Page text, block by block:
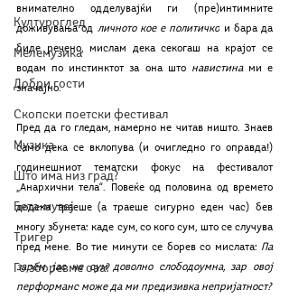
Културоглед
Мелемузика
Добри гости
Скопски поетски фестивал
Музика
Што има низ град?
Бета-музеј
Тригер
Го зборевме ова?
внимателно одделувајќи ги (пре)интимните
доживувања од личното кое е политичко и бара да
биде речено, мислам дека секогаш на крајот се
водам по инстинктот за она што навистина ми е
значајно.
Пред да го гледам, намерно не читав ништо. Знаев
само дека се вклопува (и очигледно го оправда!)
годинешниот тематски фокус на фестивалот
„Анархични тела“. Повеќе од половина од времето
додека траеше (а траеше сигурно еден час) бев
многу збунета: каде сум, со кого сум, што се случува
пред мене. Во тие минути се борев со мислата: Па
зарем јас не сум доволно слободоумна, зар овој
перформанс може да ми предизивка непријатност?